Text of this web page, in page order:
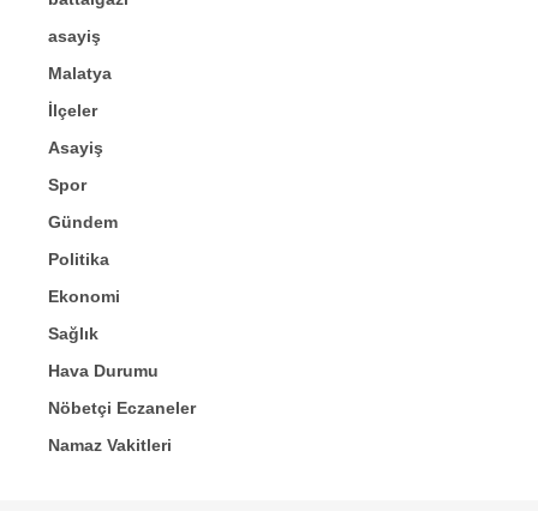
asayiş
Malatya
İlçeler
Asayiş
Spor
Gündem
Politika
Ekonomi
Sağlık
Hava Durumu
Nöbetçi Eczaneler
Namaz Vakitleri